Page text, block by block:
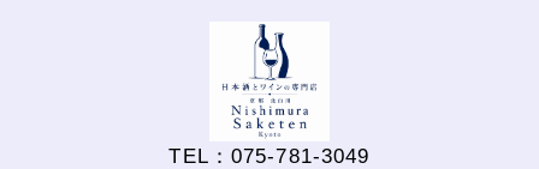
TEL：075-781-3049